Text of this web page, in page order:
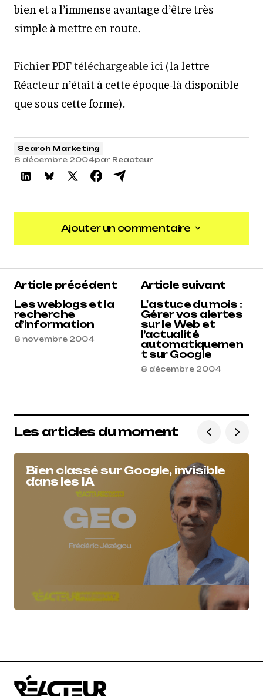
bien et a l’immense avantage d’être très
simple à mettre en route.
Fichier PDF téléchargeable ici (la lettre
Réacteur n’était à cette époque-là disponible
que sous cette forme).
Search Marketing
8 décembre 2004par Reacteur
Ajouter un commentaire
Ajouter un commentaire
Article précédent
Les weblogs et la
recherche
d’information
8 novembre 2004
Article suivant
L'astuce du mois :
Gérer vos alertes
sur le Web et
l’actualité
automatiquemen
t sur Google
8 décembre 2004
Les articles du moment
Bien classé sur Google, invisible
dans les IA